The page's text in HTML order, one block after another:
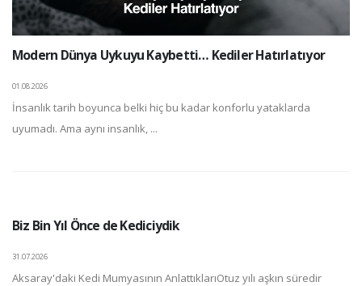
Modern Dünya Uykuyu Kaybetti… Kediler Hatırlatıyor
01.08.2026
İnsanlık tarih boyunca belki hiç bu kadar konforlu yataklarda
uyumadı. Ama aynı insanlık, ...
Biz Bin Yıl Önce de Kediciydik
31.07.2026
Aksaray'daki Kedi Mumyasının AnlattıklarıOtuz yılı aşkın süredir